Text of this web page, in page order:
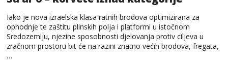
Iako je nova izraelska klasa ratnih brodova optimizirana za
ophodnje te zaštitu plinskih polja i platformi u istočnom
Sredozemlju, njezine sposobnosti djelovanja protiv ciljeva u
zračnom prostoru bit će na razini znatno većih brodova, fregata,
…